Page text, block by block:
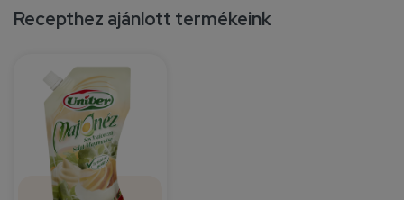
Recepthez ajánlott termékeink